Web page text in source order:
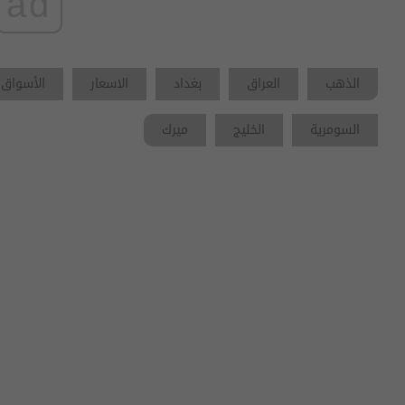
الذهب العراق بغداد الاسعار
السومرية
الخليج ميرك